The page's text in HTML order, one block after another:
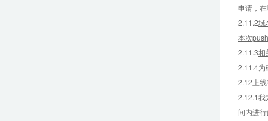
申请，
2.11.2域
本次push
2.11.3相
2.11.4为
2.12上
2.12.1我
间内进